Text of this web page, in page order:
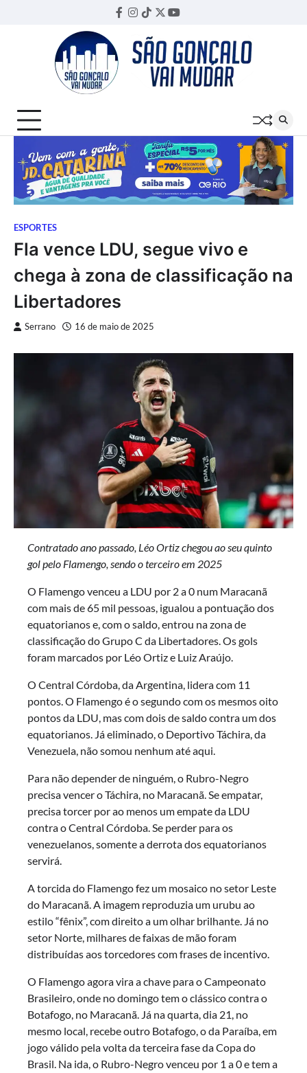
Facebook
Instagram
TikTok
TwitterYouTube
ESPORTES
Fla vence LDU, segue vivo e
chega à zona de classificação na
Libertadores
Serrano 16 de maio de 2025
Contratado ano passado, Léo Ortiz chegou ao seu quinto
gol pelo Flamengo, sendo o terceiro em 2025
O Flamengo venceu a LDU por 2 a 0 num Maracanã
com mais de 65 mil pessoas, igualou a pontuação dos
equatorianos e, com o saldo, entrou na zona de
classificação do Grupo C da Libertadores. Os gols
foram marcados por Léo Ortiz e Luiz Araújo.
O Central Córdoba, da Argentina, lidera com 11
pontos. O Flamengo é o segundo com os mesmos oito
pontos da LDU, mas com dois de saldo contra um dos
equatorianos. Já eliminado, o Deportivo Táchira, da
Venezuela, não somou nenhum até aqui.
Para não depender de ninguém, o Rubro-Negro
precisa vencer o Táchira, no Maracanã. Se empatar,
precisa torcer por ao menos um empate da LDU
contra o Central Córdoba. Se perder para os
venezuelanos, somente a derrota dos equatorianos
servirá.
A torcida do Flamengo fez um mosaico no setor Leste
do Maracanã. A imagem reproduzia um urubu ao
estilo “fênix”, com direito a um olhar brilhante. Já no
setor Norte, milhares de faixas de mão foram
distribuídas aos torcedores com frases de incentivo.
O Flamengo agora vira a chave para o Campeonato
Brasileiro, onde no domingo tem o clássico contra o
Botafogo, no Maracanã. Já na quarta, dia 21, no
mesmo local, recebe outro Botafogo, o da Paraíba, em
jogo válido pela volta da terceira fase da Copa do
Brasil. Na ida, o Rubro-Negro venceu por 1 a 0 e tem a